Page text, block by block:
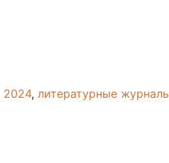
2024, литературные